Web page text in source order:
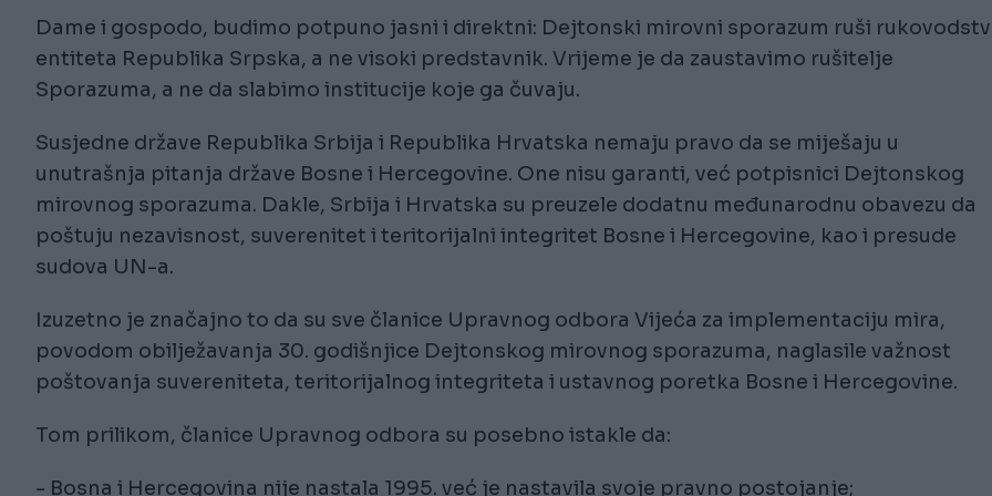
Dame i gospodo, budimo potpuno jasni i direktni: Dejtonski mirovni sporazum ruši
entiteta Republika Srpska, a ne visoki predstavnik. Vrijeme je da zaustavimo rušitelje
Sporazuma, a ne da slabimo institucije koje ga čuvaju.
Susjedne države Republika Srbija i Republika Hrvatska nemaju pravo da se miješaju u
unutrašnja pitanja države Bosne i Hercegovine. One nisu garanti, već potpisnici Dejtonskog
mirovnog sporazuma. Dakle, Srbija i Hrvatska su preuzele dodatnu međunarodnu obavezu da
poštuju nezavisnost, suverenitet i teritorijalni integritet Bosne i Hercegovine, kao i presude
sudova UN-a.
Izuzetno je značajno to da su sve članice Upravnog odbora Vijeća za implementaciju mira,
povodom obilježavanja 30. godišnjice Dejtonskog mirovnog sporazuma, naglasile važnost
poštovanja suvereniteta, teritorijalnog integriteta i ustavnog poretka Bosne i Hercegovine.
Tom prilikom, članice Upravnog odbora su posebno istakle da:
- Bosna i Hercegovina nije nastala 1995. već je nastavila svoje pravno postojanje;